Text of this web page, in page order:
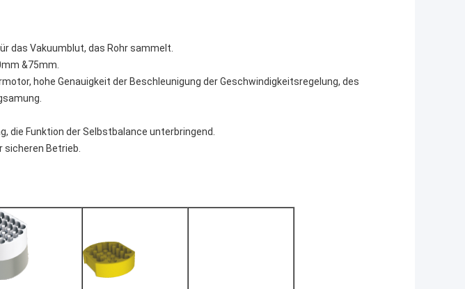
das Vakuumblut, das Rohr sammelt.
&75mm.
hohe Genauigkeit der Beschleunigung der Geschwindigkeitsregelung, des
die Funktion der Selbstbalance unterbringend.
sicheren Betrieb.